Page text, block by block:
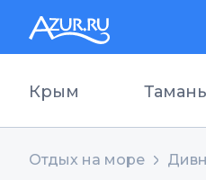
Крым Тамань
Отдых на море